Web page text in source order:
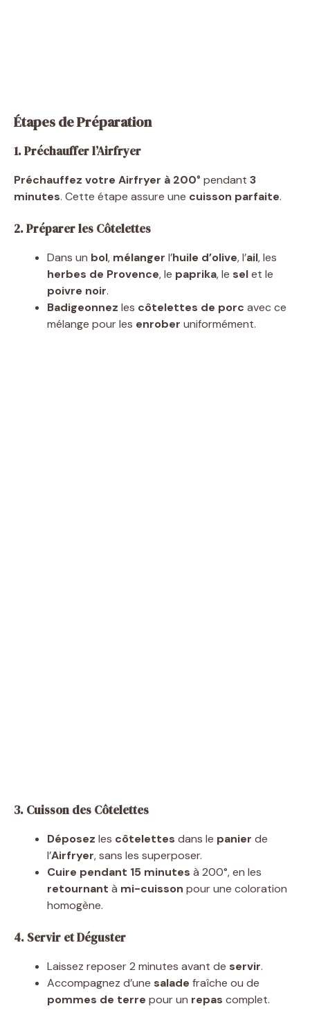
Étapes de Préparation
1. Préchauffer l’Airfryer
Préchauffez votre Airfryer à 200° pendant 3
minutes. Cette étape assure une cuisson parfaite.
2. Préparer les Côtelettes
Dans un bol, mélanger l’huile d’olive, l’ail, les
herbes de Provence, le paprika, le selet le
poivre noir.
Badigeonnez les côtelettes de porc avec ce
mélange pour les enrober uniformément.
3. Cuisson des Côtelettes
Déposez les côtelettes dans le panier de
l’Airfryer, sans les superposer.
Cuire pendant 15 minutes à 200°, en les
retournant à mi-cuisson pour une coloration
homogène.
4. Servir et Déguster
Laissez reposer 2 minutes avant de servir.
Accompagnez d’une salade fraîche ou de
pommes de terre pour un repas complet.